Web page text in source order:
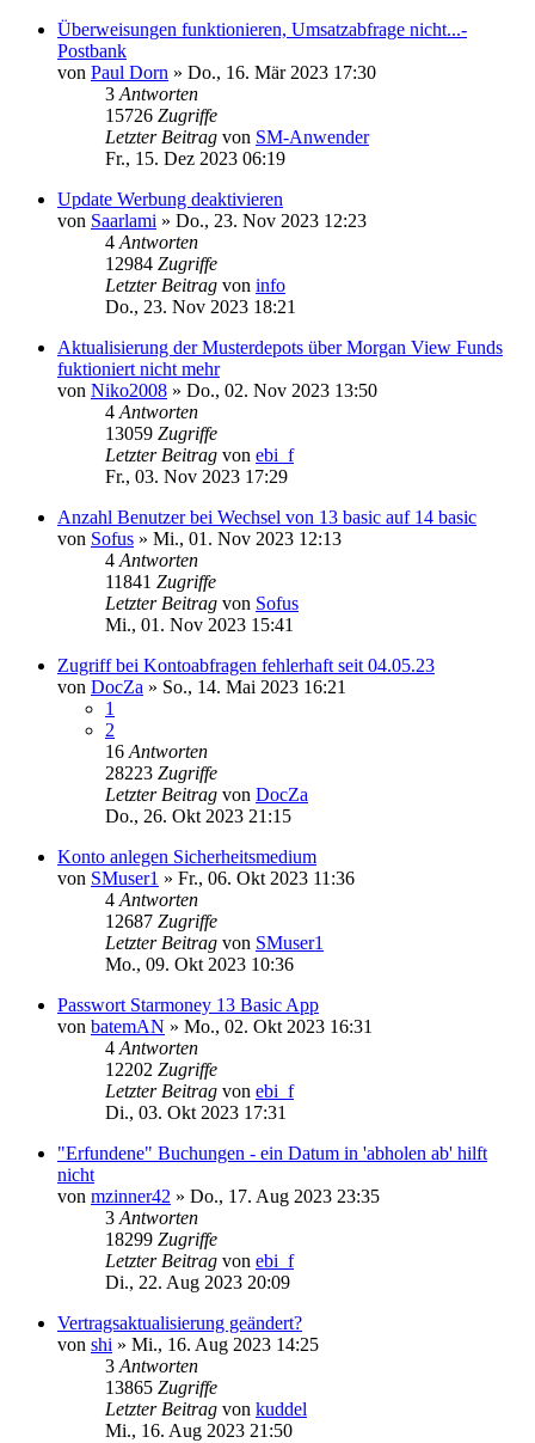
Überweisungen funktionieren, Umsatzabfrage nicht...-
Postbank
von Paul Dorn » Do., 16. Mär 2023 17:30
3 Antworten
15726 Zugriffe
Letzter Beitrag von SM-Anwender
Fr., 15. Dez 2023 06:19
Update Werbung deaktivieren
von Saarlami » Do., 23. Nov 2023 12:23
4 Antworten
12984 Zugriffe
Letzter Beitrag von info
Do., 23. Nov 2023 18:21
Aktualisierung der Musterdepots über Morgan View Funds
fuktioniert nicht mehr
von Niko2008 » Do., 02. Nov 2023 13:50
4 Antworten
13059 Zugriffe
Letzter Beitrag von ebi_f
Fr., 03. Nov 2023 17:29
Anzahl Benutzer bei Wechsel von 13 basic auf 14 basic
von Sofus » Mi., 01. Nov 2023 12:13
4 Antworten
11841 Zugriffe
Letzter Beitrag von Sofus
Mi., 01. Nov 2023 15:41
Zugriff bei Kontoabfragen fehlerhaft seit 04.05.23
von DocZa » So., 14. Mai 2023 16:21
1
2
16 Antworten
28223 Zugriffe
Letzter Beitrag von DocZa
Do., 26. Okt 2023 21:15
Konto anlegen Sicherheitsmedium
von SMuser1 » Fr., 06. Okt 2023 11:36
4 Antworten
12687 Zugriffe
Letzter Beitrag von SMuser1
Mo., 09. Okt 2023 10:36
Passwort Starmoney 13 Basic App
von batemAN » Mo., 02. Okt 2023 16:31
4 Antworten
12202 Zugriffe
Letzter Beitrag von ebi_f
Di., 03. Okt 2023 17:31
"Erfundene" Buchungen - ein Datum in 'abholen ab' hilft
nicht
von mzinner42 » Do., 17. Aug 2023 23:35
3 Antworten
18299 Zugriffe
Letzter Beitrag von ebi_f
Di., 22. Aug 2023 20:09
Vertragsaktualisierung geändert?
von shi » Mi., 16. Aug 2023 14:25
3 Antworten
13865 Zugriffe
Letzter Beitrag von kuddel
Mi., 16. Aug 2023 21:50